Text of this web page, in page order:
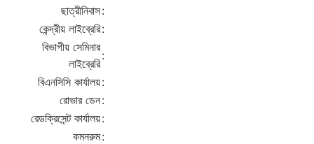
ছাত্রীনিবাস:
কেন্দ্রীয় লাইব্রেরি:
বিভাগীয় সেমিনার
লাইব্রেরি
:
বিএনসিসি কার্যালয়:
রোভার ডেন:
রেডক্রিসেন্ট কার্যালয়:
কমনরুম: